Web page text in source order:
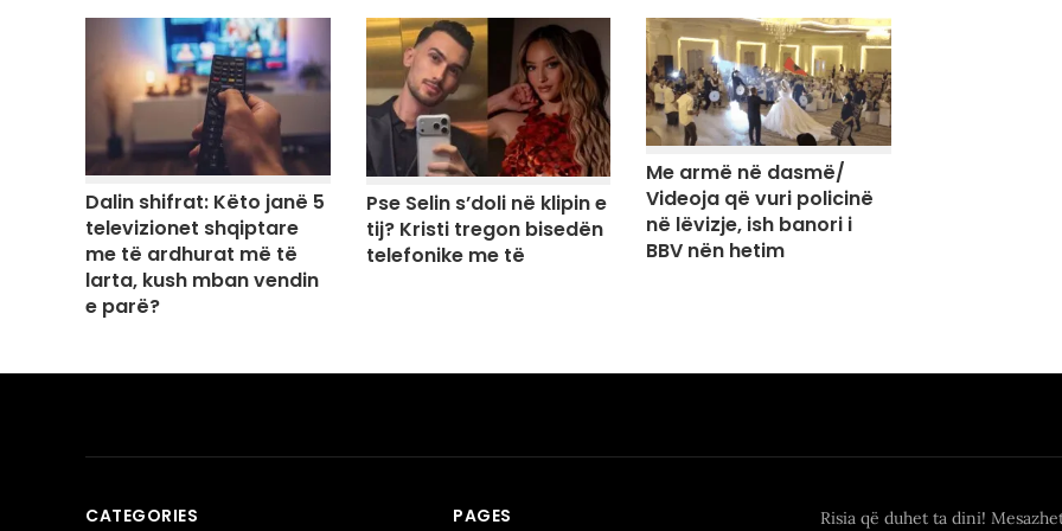
Dalin shifrat: Këto janë 5
televizionet shqiptare
me të ardhurat më të
larta, kush mban vendin
e parë?
Pse Selin s’doli në klipin e
tij? Kristi tregon bisedën
telefonike me të
Me armë në dasmë/
Videoja që vuri policinë
në lëvizje, ish banori i
BBV nën hetim
CATEGORIES PAGES Risia që duhet ta dini!